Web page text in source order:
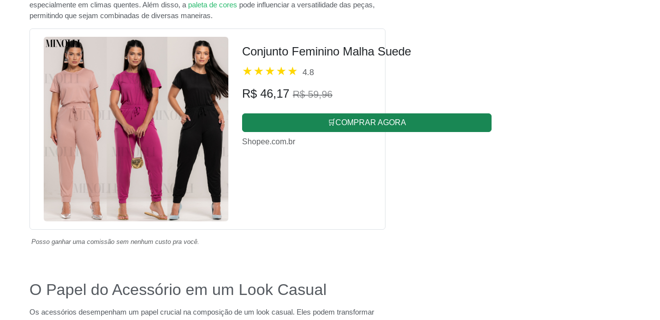
especialmente em climas quentes. Além disso, a paleta de cores pode influenciar a versatilidade das peças,
permitindo que sejam combinadas de diversas maneiras.
Conjunto Feminino Malha Suede
4.8
R$ 46,17 R$ 59,96
🛒COMPRAR AGORA
Shopee.com.br
Posso ganhar uma comissão sem nenhum custo pra você.
O Papel do Acessório em um Look Casual
Os acessórios desempenham um papel crucial na composição de um look casual. Eles podem transformar